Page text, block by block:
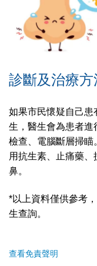
診斷及治療方
如果市民懷疑自己患
生，醫生會為患者
檢查、電腦斷層掃瞄
用抗生素、止痛藥
鼻。
*以上資料僅供參考
生查詢。
查看免責聲明